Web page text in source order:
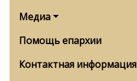
Медиа
Помощь епархии
Контактная информация